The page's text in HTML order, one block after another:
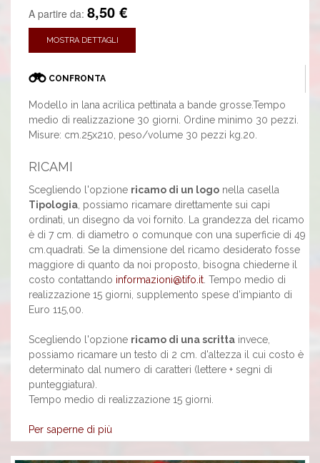
A partire da: 8,50 €
MOSTRA DETTAGLI
CONFRONTA
Modello in lana acrilica pettinata a bande grosse.Tempo
medio di realizzazione 30 giorni. Ordine minimo 30 pezzi.
Misure: cm.25x210, peso/volume 30 pezzi kg.20.
RICAMI
Scegliendo l'opzione ricamo di un logo nella casella
Tipologia , possiamo ricamare direttamente sui capi
ordinati, un disegno da voi fornito. La grandezza del ricamo
è di 7 cm. di diametro o comunque con una superficie di 49
cm.quadrati. Se la dimensione del ricamo desiderato fosse
maggiore di quanto da noi proposto, bisogna chiederne il
costo contattando informazioni@tifo.it . Tempo medio di
realizzazione 15 giorni, supplemento spese d'impianto di
Euro 115,00.
Scegliendo l'opzione ricamo di una scritta invece,
possiamo ricamare un testo di 2 cm. d'altezza il cui costo è
determinato dal numero di caratteri (lettere + segni di
punteggiatura).
Tempo medio di realizzazione 15 giorni.
Per saperne di più